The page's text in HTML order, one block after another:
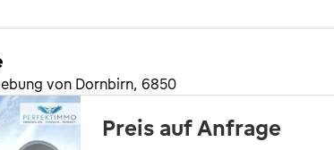
von Dornbirn, 6850
Preis auf Anfrage